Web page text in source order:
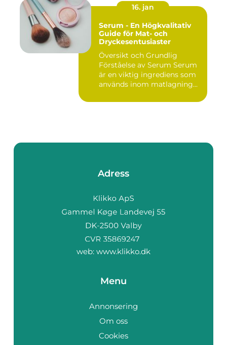
16. jan
Serum - En Högkvalitativ
Guide för Mat- och
Dryckesentusiaster
Översikt och Grundlig
Förståelse av Serum Serum
är en viktig ingrediens som
används inom matlagning...
Adress
web: www.klikko.dk
Menu
Annonsering
Om oss
Cookies